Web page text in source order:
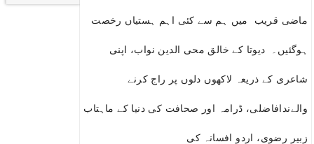
ماضی قریب میں ہم سے کئی اہم ہستیاں رخصت
ہوگئیں۔ دیوتا کے خالق محی الدین نواب، اپنی
شاعری کے ذریعہ لاکھوں دلوں پر راج کرنے
والےندافاضلی، ڈرامہ اور صحافت کی دنیا کے ماہتاب
زبیر رضوی، اردو افسانہ کی